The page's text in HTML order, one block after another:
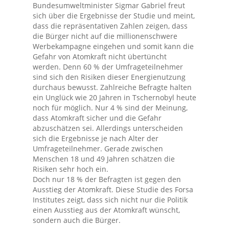
Bundesumweltminister Sigmar Gabriel freut
sich über die Ergebnisse der Studie und meint,
dass die repräsentativen Zahlen zeigen, dass
die Bürger nicht auf die millionenschwere
Werbekampagne eingehen und somit kann die
Gefahr von Atomkraft nicht übertüncht
werden. Denn 60 % der Umfrageteilnehmer
sind sich den Risiken dieser Energienutzung
durchaus bewusst. Zahlreiche Befragte halten
ein Unglück wie 20 Jahren in Tschernobyl heute
noch für möglich. Nur 4 % sind der Meinung,
dass Atomkraft sicher und die Gefahr
abzuschätzen sei. Allerdings unterscheiden
sich die Ergebnisse je nach Alter der
Umfrageteilnehmer. Gerade zwischen
Menschen 18 und 49 Jahren schätzen die
Risiken sehr hoch ein.
Doch nur 18 % der Befragten ist gegen den
Ausstieg der Atomkraft. Diese Studie des Forsa
Institutes zeigt, dass sich nicht nur die Politik
einen Ausstieg aus der Atomkraft wünscht,
sondern auch die Bürger.